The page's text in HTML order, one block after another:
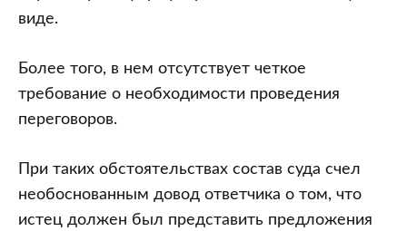
виде.
Более того, в нем отсутствует четкое
требование о необходимости проведения
переговоров.
При таких обстоятельствах состав суда счел
необоснованным довод ответчика о том, что
истец должен был представить предложения